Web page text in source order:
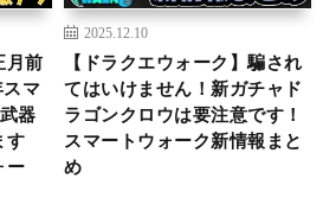
月前
マ
器
す
ー
2025.12.10
【ドラクエウォーク】騙され
てはいけません！新ガチャド
ラゴンクロウは要注意です！
スマートウォーク新情報まと
め